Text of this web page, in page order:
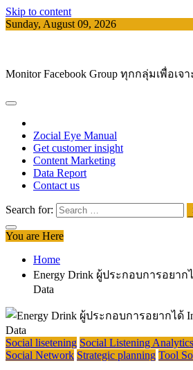
Skip to content
Sunday, August 09, 2026
Monitor Facebook Group ทุกกลุ่มเพื่อเจ
Zocial Eye Manual
Get customer insight
Content Marketing
Data Report
Contact us
Search for:
You are Here
Home
Energy Drink ผู้ประกอบการอยาก
Data
Social lisetening Social Listening Analytics
Social Network Strategic planning Tool